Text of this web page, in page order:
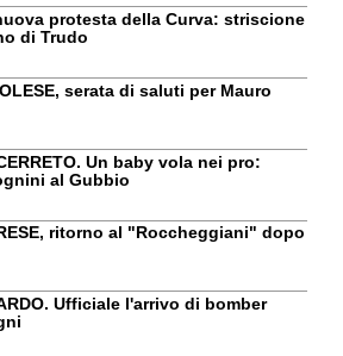
protesta della Curva: striscione
di Trudo
serata di saluti per Mauro
Un baby vola nei pro:
al Gubbio
ritorno al "Roccheggiani" dopo
Ufficiale l'arrivo di bomber